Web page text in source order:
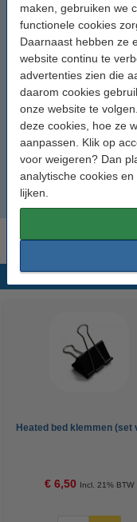
maken, gebruiken we
functionele cookies
Daarnaast hebben ze
website continu te
advertenties zien die
daarom cookies
onze website te
deze cookies, hoe ze
aanpassen. Klik op
voor weigeren? Dan
analytische cookies
lijken.
BuildTak
PC Sheets
SLA Bouwplaten
Toebehoren
Resin Tanks
Heated bed klemmen (set
€ 6,50 Incl. 21% BTW